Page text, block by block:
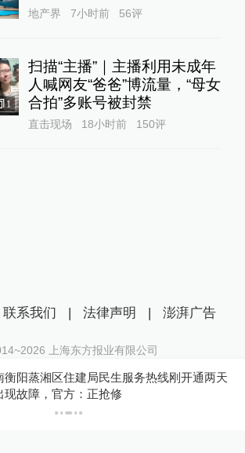
地产界 7小时前 56评
1
扫描“主播”｜主播利用未成年
人喊网友“爸爸”博流量，“母女
合拍”多账号被封禁
直击现场 18小时前 150评
衡阳蒸湘区住建局民生服务热线刚开通两天
现故障，官方：正抢修
联系我们 | 法律声明 | 澎湃广告
2026 上海东方报业有限公司
B2-20170116 | 沪ICP备14003370号
闻信息服务许可证：31120170006
沪公网安备 31010602000299号